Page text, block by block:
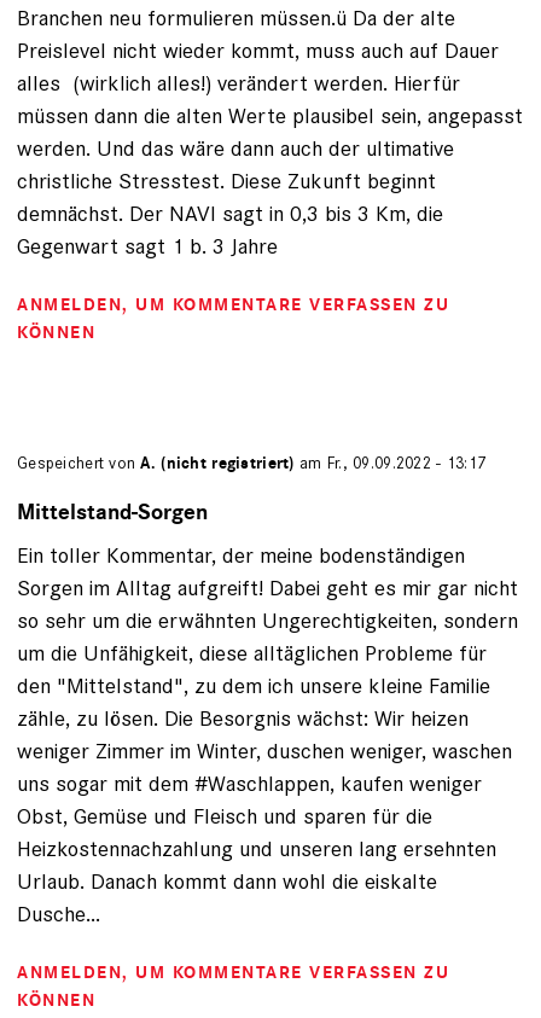
Branchen neu formulieren müssen.ü Da der alte
Preislevel nicht wieder kommt, muss auch auf Dauer
alles (wirklich alles!) verändert werden. Hierfür
müssen dann die alten Werte plausibel sein, angepasst
werden. Und das wäre dann auch der ultimative
christliche Stresstest. Diese Zukunft beginnt
demnächst. Der NAVI sagt in 0,3 bis 3 Km, die
Gegenwart sagt 1 b. 3 Jahre
ANMELDEN, UM KOMMENTARE VERFASSEN ZU
KÖNNEN
Gespeichert vonA. (nicht registriert) am Fr., 09.09.2022 - 13:17
Mittelstand-Sorgen
Ein toller Kommentar, der meine bodenständigen
Sorgen im Alltag aufgreift! Dabei geht es mir gar nicht
so sehr um die erwähnten Ungerechtigkeiten, sondern
um die Unfähigkeit, diese alltäglichen Probleme für
den "Mittelstand", zu dem ich unsere kleine Familie
zähle, zu lösen. Die Besorgnis wächst: Wir heizen
weniger Zimmer im Winter, duschen weniger, waschen
uns sogar mit dem #Waschlappen, kaufen weniger
Obst, Gemüse und Fleisch und sparen für die
Heizkostennachzahlung und unseren lang ersehnten
Urlaub. Danach kommt dann wohl die eiskalte
Dusche...
ANMELDEN, UM KOMMENTARE VERFASSEN ZU
KÖNNEN